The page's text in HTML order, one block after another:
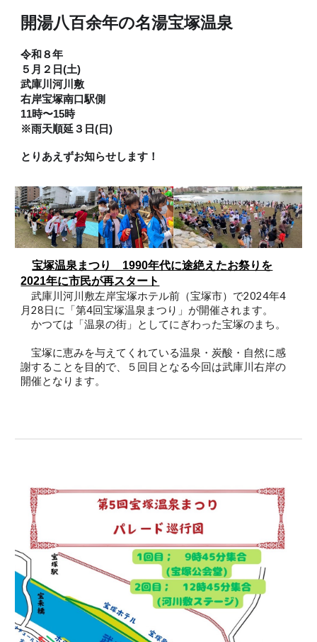
開湯八百余年の名湯宝塚温泉
令和８年
５ 月 ２ 日(土)
武庫川河川敷
右岸宝塚南口駅側
11時〜15時
※雨天順延 ３ 日(日)
とりあえずお知らせします！
宝塚温泉まつり 1990年代に途絶えたお祭りを
2021年に市民が再スタート
武庫川河川敷左岸宝塚ホテル前（宝塚市）で2024年4
月28日に「第4回宝塚温泉まつり」が開催されます。
かつては「温泉の街」としてにぎわった宝塚のまち。
宝塚に恵みを与えてくれている温泉・炭酸・自然に感
謝することを目的で、５回目となる今回は武庫川右岸の
開催となります。